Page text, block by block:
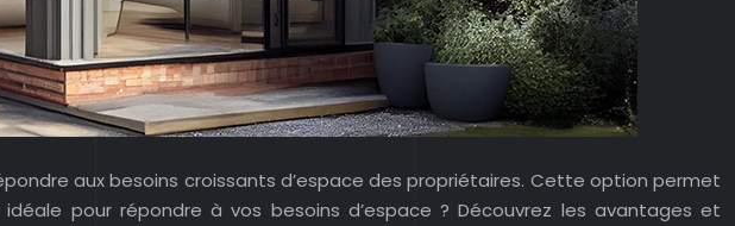
aux besoins croissants d’espace des propriétaires. Cette option permet
pour répondre à vos besoins d’espace ? Découvrez les avantages et